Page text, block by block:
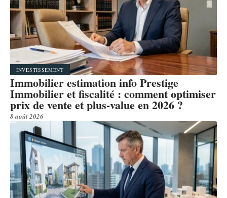
INVESTISSEMENT
Immobilier estimation info Prestige
Immobilier et fiscalité : comment optimiser
prix de vente et plus-value en 2026 ?
8 août 2026